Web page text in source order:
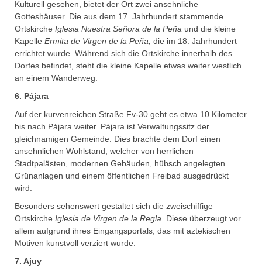
Kulturell gesehen, bietet der Ort zwei ansehnliche
Gotteshäuser. Die aus dem 17. Jahrhundert stammende
Ortskirche Iglesia Nuestra Señora de la Peña und die kleine
Kapelle Ermita de Virgen de la Peña, die im 18. Jahrhundert
errichtet wurde. Während sich die Ortskirche innerhalb des
Dorfes befindet, steht die kleine Kapelle etwas weiter westlich
an einem Wanderweg.
6. Pájara
Auf der kurvenreichen Straße Fv-30 geht es etwa 10 Kilometer
bis nach Pájara weiter. Pájara ist Verwaltungssitz der
gleichnamigen Gemeinde. Dies brachte dem Dorf einen
ansehnlichen Wohlstand, welcher von herrlichen
Stadtpalästen, modernen Gebäuden, hübsch angelegten
Grünanlagen und einem öffentlichen Freibad ausgedrückt
wird.
Besonders sehenswert gestaltet sich die zweischiffige
Ortskirche Iglesia de Virgen de la Regla. Diese überzeugt vor
allem aufgrund ihres Eingangsportals, das mit aztekischen
Motiven kunstvoll verziert wurde.
7. Ajuy